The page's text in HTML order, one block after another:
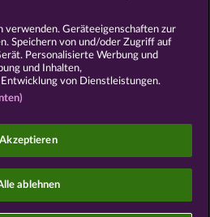
einreichen
der reinen Unterhaltung
mit Geldeinsatz.
Games GmbH
verwenden. Geräteeigenschaften zur
Speichern von und/oder Zugriff auf
Personalisierte Werbung und
und Inhalten,
von Dienstleistungen.
Akzeptieren
ablehnen